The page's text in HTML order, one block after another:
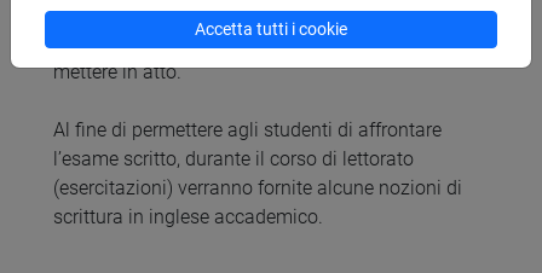
cultura e in simulazioni di contesti multiculturali
per discutere possibili strategie comunicative da
mettere in atto.
Al fine di permettere agli studenti di affrontare
l’esame scritto, durante il corso di lettorato
(esercitazioni) verranno fornite alcune nozioni di
scrittura in inglese accademico.
Accetta tutti i cookie